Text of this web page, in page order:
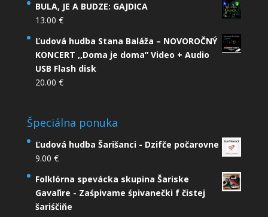
BULA, JE A BUDZE: GAJDICA
13.00 €
Ľudová hudba Stana Baláža – NOVOROČNÝ
KONCERT ,,Doma je doma” Video + Audio
USB Flash disk
20.00 €
Špeciálna ponuka
Ľudová hudba Šarišanci - Dzifče počarovne
9.00 €
Folklórna spevácka skupina Šariske
Gavaľire - Zaśpivame śpivanečki f čistej
šariśčiňe